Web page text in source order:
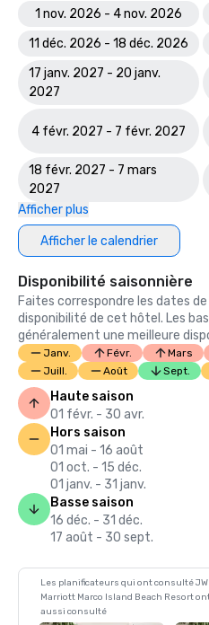
Meilleurs hôtels 2023 - Marco
hôteliers pour familles. »
2022
Récipiendaire des Prevue
catégorie « Meilleur espace
CONDE NAST | « Les 15
Floride : Readers' Choice
2021
GOLFWEEK | « Les meilleurs
dans les complexes hôteliers
MARRIOTT GOLF |
son engagement
de premier plan
MARRIOTT GOLF |
Excellence Award », pour
meilleure note de fin d'année,
globale ».
CONDE NAST | « Les
Readers' Choice Awards 2021. »
DÉFILÉ | 7e place des « 25
couples ».
SMART MEETINGS | Lauréat
Choice Awards 2021
SAFEWISE | Marco Island a
1 nov. 2026 - 4 nov. 2026
11 déc. 2026 - 18 déc. 2026
17 janv. 2027 - 20 janv.
2027
4 févr. 2027 - 7 févr. 2027
18 févr. 2027 - 7 mars
2027
Afficher plus
Afficher le calendrier
Disponibilité saisonnière
Faites correspondre les dates
disponibilité de cet hôtel. Les
généralement une meilleure
Janv. Févr. Mars
Juill.
Août Sept.
Haute saison
01 févr. - 30 avr.
Hors saison
01 mai - 16 août
01 oct. - 15 déc.
01 janv. - 31 janv.
Basse saison
16 déc. - 31 déc.
17 août - 30 sept.
Les planificateurs qui ont consulté JW
Marriott Marco Island Beach Resort
aussi consulté